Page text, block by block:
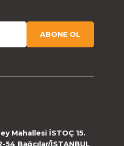
ABONE OL
Mahallesi İSTOÇ 15.
54 Bağcılar/İSTANBUL